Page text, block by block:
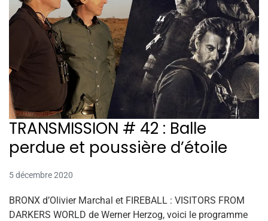
TRANSMISSION # 42 : Balle
perdue et poussière d’étoile
5 décembre 2020
BRONX d’Olivier Marchal et FIREBALL : VISITORS FROM
DARKERS WORLD de Werner Herzog, voici le programme